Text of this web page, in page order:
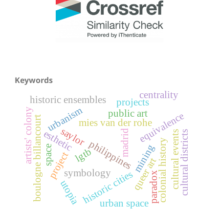
Keywords
symbology
lgtb
saylor
queer art
esthetic philippines
madrid colonial history
urbanism
mining
paradox
mies van der rohe
project
space
equivalence
boulogne billancourt
artists' colony
historic ensembles
historic cities cultural eventscultural districts
public art
urban space
projects
utopia
centrality